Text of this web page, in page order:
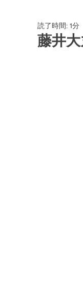
手作り結婚指輪
藤井
読了時間: 1分